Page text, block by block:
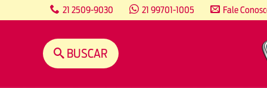
21 2509-9030 21 99701-1005 Fale
BUSCAR